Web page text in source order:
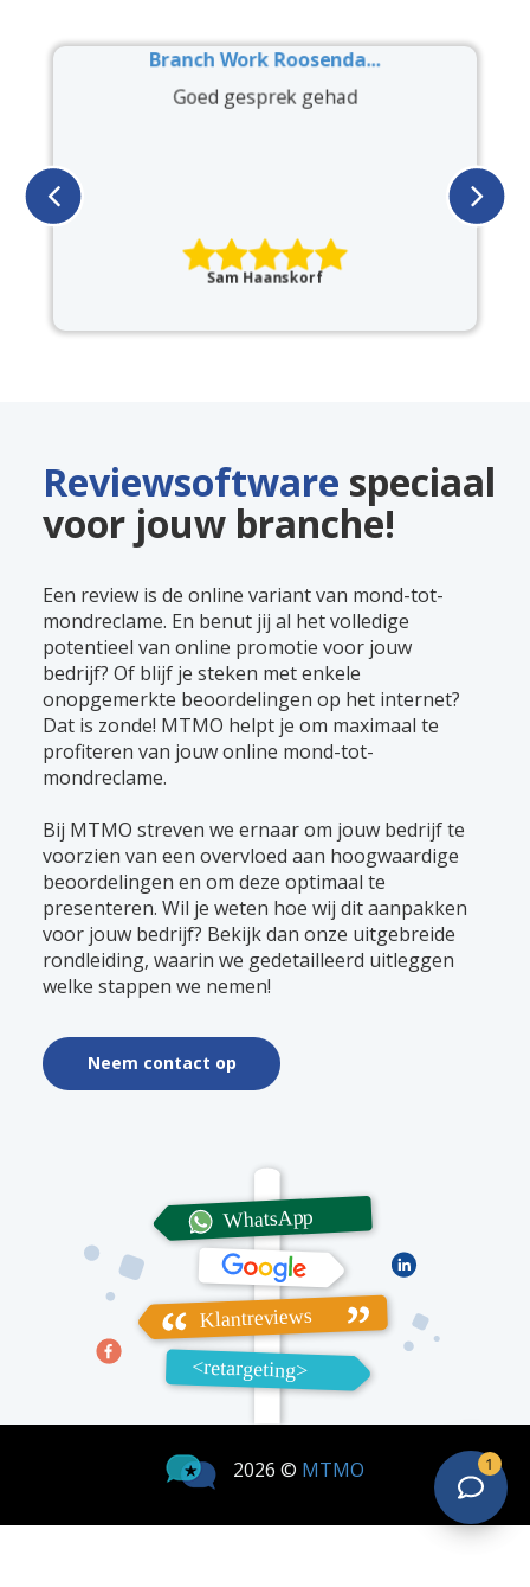
RVL Auto’s
Reviewsoftware speciaal
voor jouw branche!
Een review is de online variant van mond-tot-
mondreclame. En benut jij al het volledige
potentieel van online promotie voor jouw
bedrijf? Of blijf je steken met enkele
onopgemerkte beoordelingen op het internet?
Dat is zonde! MTMO helpt je om maximaal te
profiteren van jouw online mond-tot-
mondreclame.
Bij MTMO streven we ernaar om jouw bedrijf te
voorzien van een overvloed aan hoogwaardige
beoordelingen en om deze optimaal te
presenteren. Wil je weten hoe wij dit aanpakken
voor jouw bedrijf? Bekijk dan onze uitgebreide
rondleiding, waarin we gedetailleerd uitleggen
welke stappen we nemen!
Neem contact op
2026 © MTMO 1